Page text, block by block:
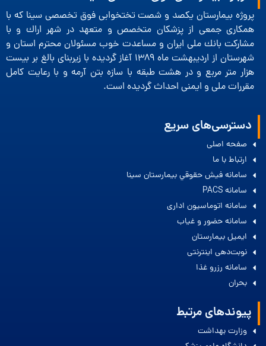
پروژه بیمارستان یكصد و شصت تختخوابی فوق تخصصی سینا كه با
همكاری جمعی از پزشكان متخصص و متعهد در شهر اراك و با
مشاركت بانك ملی ایران و مساعدت خوب مسئولان محترم استان و
شهرستان از اردیبهشت ماه 1389 آغاز گردیده با زیربنای بالغ بر بیست
هزار متر مربع و در هشت طبقه با سازه بتن آرمه و با رعایت كامل
مقررات ملی و ایمنی احداث گردیده است.
دسترسی‌های سریع
صفحه اصلی
ارتباط با ما
سامانه فيش حقوقي بيمارستان سينا
سامانه PACS
سامانه اتوماسیون اداری
سامانه حضور و غیاب
ایمیل بیمارستان
نوبت‌دهی اینترنتی
سامانه رزرو غذا
بحران
پیوندهای مرتبط
وزارت بهداشت